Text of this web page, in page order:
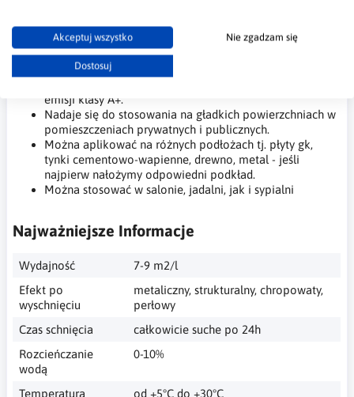
Akceptuj wszystko Nie zgadzam się
Dostosuj
Właściwości farby dekoracyjnej Calipso:
Jest elastyczna, odporna na plamy i zabrudzenia, a także
łatwa do czyszczenia.
emisji klasy A+.
Nadaje się do stosowania na gładkich powierzchniach w
pomieszczeniach prywatnych i publicznych.
Można aplikować na różnych podłożach tj. płyty gk,
tynki cementowo-wapienne, drewno, metal - jeśli
najpierw nałożymy odpowiedni podkład.
Można stosować w salonie, jadalni, jak i sypialni
Najważniejsze Informacje
Wydajność
7-9 m2/l
Efekt po
wyschnięciu
metaliczny, strukturalny, chropowaty,
perłowy
Czas schnięcia
całkowicie suche po 24h
Rozcieńczanie
wodą
0-10%
Temperatura
od +5°C do +30°C